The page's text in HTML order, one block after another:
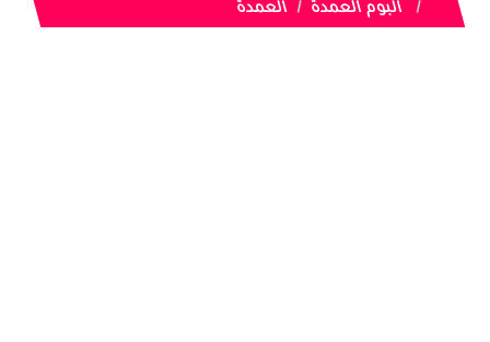
البوم العمدة
العمدة